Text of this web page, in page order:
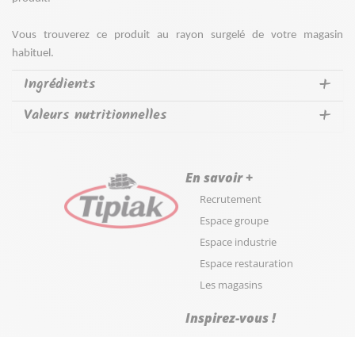
Vous trouverez ce produit au rayon surgelé de votre magasin
habituel.
Ingrédients
Valeurs nutritionnelles
En savoir +
Recrutement
Espace groupe
Espace industrie
Espace restauration
Les magasins
Inspirez-vous !